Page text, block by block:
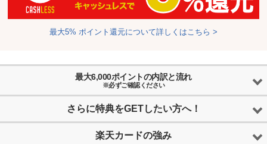
最大5% ポイント還元について詳しくはこちら >
最大6,000ポイントの内訳と流れ
※必ずご確認ください
さらに特典をGETしたい方へ！
楽天カードの強み